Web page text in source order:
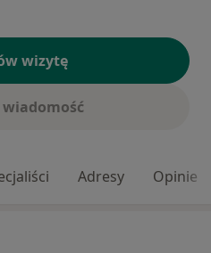
wizytę
Adresy Opinie